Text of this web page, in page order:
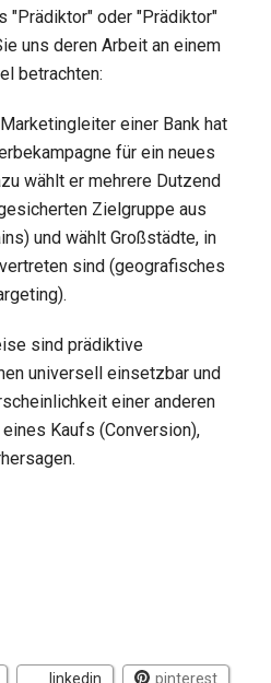
"Prädiktor" oder "Prädiktor"
uns deren Arbeit an einem
betrachten:
einer Bank hat
für ein neues
wählt er mehrere Dutzend
Zielgruppe aus
und wählt Großstädte, in
sind (geografisches
sind prädiktive
universell einsetzbar und
einer anderen
Kaufs (Conversion),
linkedin pinterest